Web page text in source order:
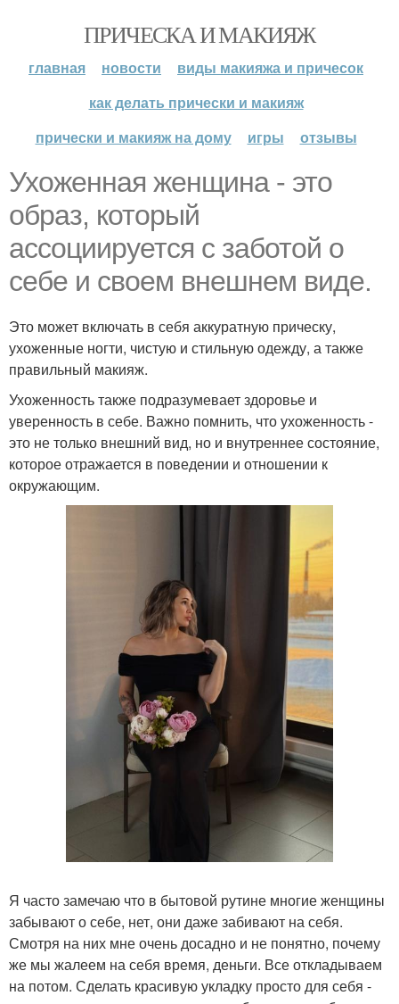
ПРИЧЕСКА И МАКИЯЖ
главная новости
виды макияжа и причесок
как делать прически и макияж
прически и макияж на дому
игры отзывы
Ухоженная женщина - это
образ, который
ассоциируется с заботой о
себе и своем внешнем виде.
Это может включать в себя аккуратную прическу,
ухоженные ногти, чистую и стильную одежду, а также
правильный макияж.
Ухоженность также подразумевает здоровье и
уверенность в себе. Важно помнить, что ухоженность -
это не только внешний вид, но и внутреннее состояние,
которое отражается в поведении и отношении к
окружающим.
Я часто замечаю что в бытовой рутине многие женщины
забывают о себе, нет, они даже забивают на себя.
Смотря на них мне очень досадно и не понятно, почему
же мы жалеем на себя время, деньги. Все откладываем
на потом. Сделать красивую укладку просто для себя -